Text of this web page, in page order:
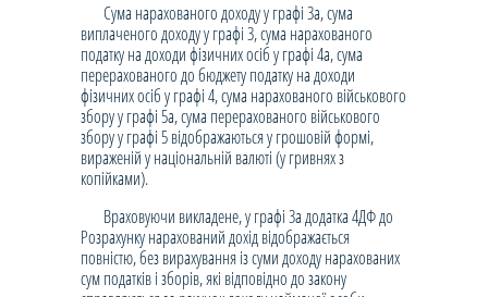
Сума нарахованого доходу у графі 3а, сума
виплаченого доходу у графі 3, сума нарахованого
податку на доходи фізичних осіб у графі 4а, сума
перерахованого до бюджету податку на доходи
фізичних осіб у графі 4, сума нарахованого військового
збору у графі 5а, сума перерахованого військового
збору у графі 5 відображаються у грошовій формі,
вираженій у національній валюті (у гривнях з
копійками).
Враховуючи викладене, у графі 3а додатка 4ДФ до
Розрахунку нарахований дохід відображається
повністю, без вирахування із суми доходу нарахованих
сум податків і зборів, які відповідно до закону